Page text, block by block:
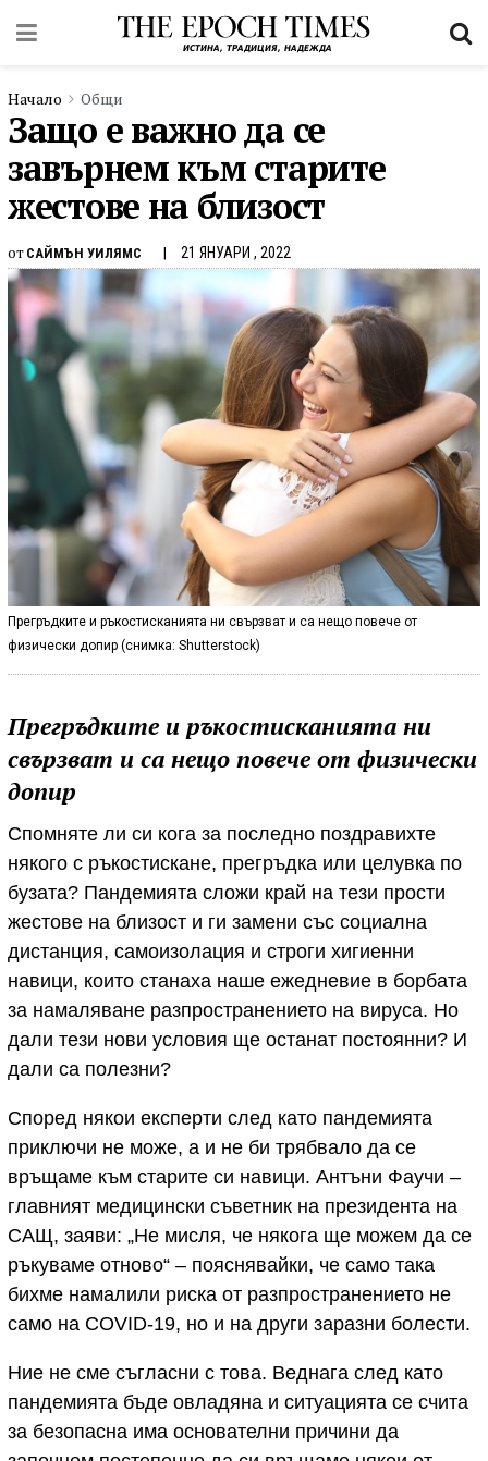
Начало Общи
Защо е важно да се
завърнем към старите
жестове на близост
от САЙМЪН УИЛЯМС 21 ЯНУАРИ , 2022
Прегръдките и ръкостисканията ни свързват и са нещо повече от
физически допир (снимка: Shutterstock)
Прегръдките и ръкостисканията ни
свързват и са нещо повече от физически
допир
Спомняте ли си кога за последно поздравихте
някого с ръкостискане, прегръдка или целувка по
бузата? Пандемията сложи край на тези прости
жестове на близост и ги замени със социална
дистанция, самоизолация и строги хигиенни
навици, които станаха наше ежедневие в борбата
за намаляване разпространението на вируса. Но
дали тези нови условия ще останат постоянни? И
дали са полезни?
Според някои експерти след като пандемията
приключи не може, а и не би трябвало да се
връщаме към старите си навици. Антъни Фаучи –
главният медицински съветник на президента на
САЩ, заяви: „Не мисля, че някога ще можем да се
ръкуваме отново“ – пояснявайки, че само така
бихме намалили риска от разпространението не
само на COVID-19, но и на други заразни болести.
Ние не сме съгласни с това. Веднага след като
пандемията бъде овладяна и ситуацията се счита
за безопасна има основателни причини да